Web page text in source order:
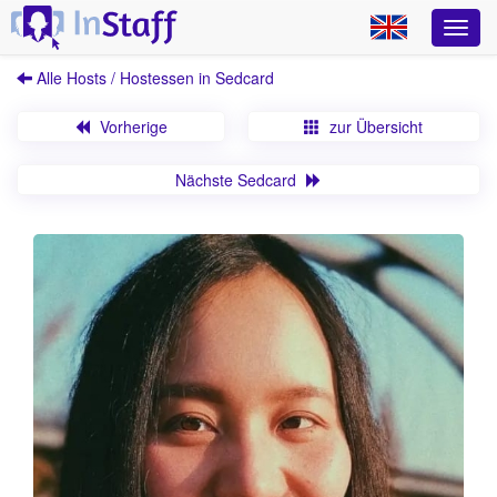
Alle Hosts / Hostessen in Sedcard
Vorherige zur Übersicht
Nächste Sedcard